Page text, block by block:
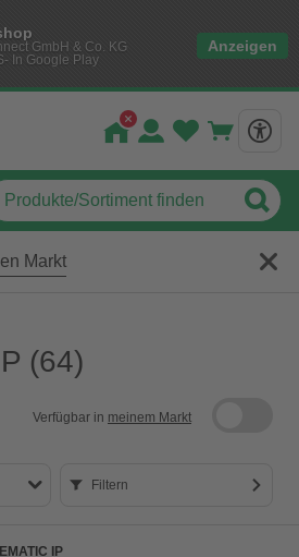
GmbH & Co. KG
In Google Play
Anzeigen
Markt
(64)
Verfügbar in meinem Markt
Filtern
IP